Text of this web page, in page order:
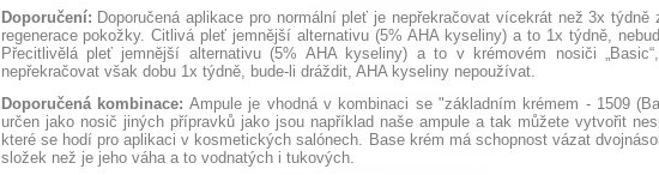
Doporučení: Doporučená aplikace pro normální pleť je nepřekračovat vícekrát než 3x týdně
regenerace pokožky. Citlivá pleť jemnější alternativu (5% AHA kyseliny) a to 1x týdně,
Přecitlivělá pleť jemnější alternativu (5% AHA kyseliny) a to v krémovém nosiči
nepřekračovat však dobu 1x týdně, bude-li dráždit, AHA kyseliny nepoužívat.
Doporučená kombinace:Ampule je vhodná v kombinaci se "základním krémem - 1509
určen jako nosič jiných přípravků jako jsou například naše ampule a tak můžete vytvořit
které se hodí pro aplikaci v kosmetických salónech. Base krém má schopnost vázat
složek než je jeho váha a to vodnatých i tukových.